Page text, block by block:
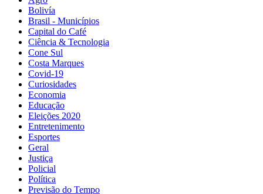
Bolivía
Brasil - Municípios
Capital do Café
Ciência & Tecnologia
Cone Sul
Costa Marques
Covid-19
Curiosidades
Economia
Educação
Eleições 2020
Entretenimento
Esportes
Geral
Justiça
Policial
Política
Previsão do Tempo